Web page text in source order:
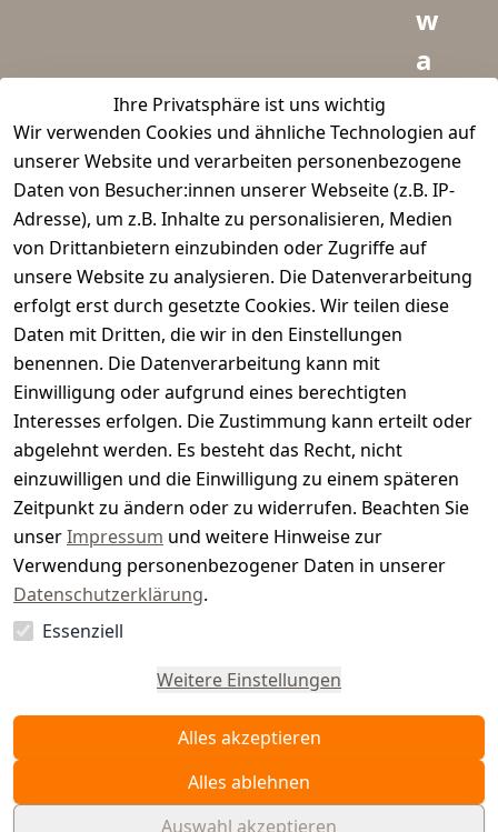
Ihre Privatsphäre ist uns wichtig
Wir verwenden Cookies und ähnliche Technologien auf
unserer Website und verarbeiten personenbezogene
Daten von Besucher:innen unserer Webseite (z.B. IP-
Adresse), um z.B. Inhalte zu personalisieren, Medien
von Drittanbietern einzubinden oder Zugriffe auf
unsere Website zu analysieren. Die Datenverarbeitung
erfolgt erst durch gesetzte Cookies. Wir teilen diese
Daten mit Dritten, die wir in den Einstellungen
benennen. Die Datenverarbeitung kann mit
Einwilligung oder aufgrund eines berechtigten
Interesses erfolgen. Die Zustimmung kann erteilt oder
abgelehnt werden. Es besteht das Recht, nicht
einzuwilligen und die Einwilligung zu einem späteren
Zeitpunkt zu ändern oder zu widerrufen. Beachten Sie
unserImpressum und weitere Hinweise zur
Verwendung personenbezogener Daten in unserer
Datenschutzerklärung.
Essenziell
Weitere Einstellungen
Alles akzeptieren
Alles ablehnen
Auswahl akzeptieren
w
a
d
m
e
i
s
r.
e
Vertrag
widerrufen